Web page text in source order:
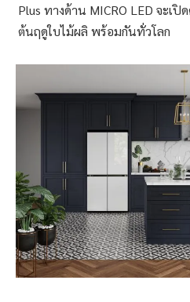
Plus ทางด้าน MICRO LED จะเปิ
ต้นฤดูใบไม้ผลิ พร้อมกันทั่วโลก